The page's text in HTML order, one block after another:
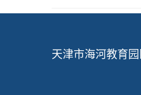
天津市海河教育